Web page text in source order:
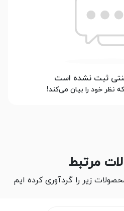
ثبت نشده است
نظر خود را بیان می‌کند!
مرتبط
زیر را گردآوری کرده ایم